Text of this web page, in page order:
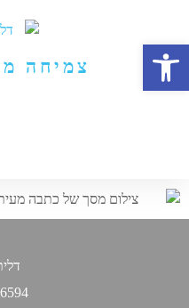
פתח סרגל נגישות צמיחה